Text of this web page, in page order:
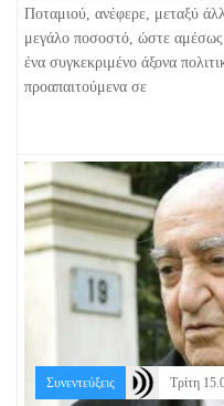
Ποταμιού, ανέφερε, μεταξύ
μεγάλο ποσοστό, ώστε
ένα συγκεκριμένο άξονα
προαπαιτούμενα σε
Συνεντεύξεις Τρίτη